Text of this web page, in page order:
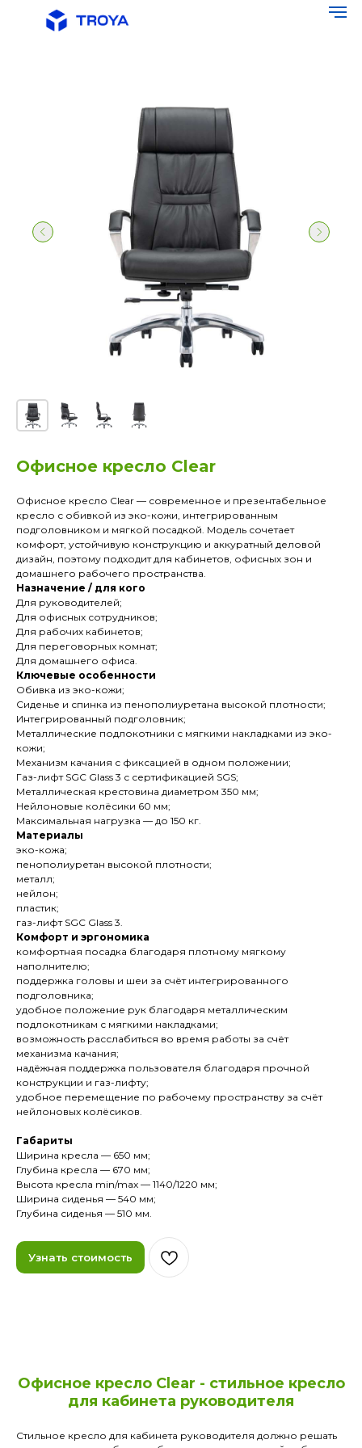
Главная / Офисная мебель
Офисное кресло Clear
Офисное кресло Clear — современное и презентабельное
кресло с обивкой из эко-кожи, интегрированным
подголовником и мягкой посадкой. Модель сочетает
комфорт, устойчивую конструкцию и аккуратный деловой
дизайн, поэтому подходит для кабинетов, офисных зон и
домашнего рабочего пространства.
Назначение / для кого
Для руководителей;
Для офисных сотрудников;
Для рабочих кабинетов;
Для переговорных комнат;
Для домашнего офиса.
Ключевые особенности
Обивка из эко-кожи;
Сиденье и спинка из пенополиуретана высокой плотности;
Интегрированный подголовник;
Металлические подлокотники с мягкими накладками из эко-
кожи;
Механизм качания с фиксацией в одном положении;
Газ-лифт SGC Glass 3 с сертификацией SGS;
Металлическая крестовина диаметром 350 мм;
Нейлоновые колёсики 60 мм;
Максимальная нагрузка — до 150 кг.
Материалы
эко-кожа;
пенополиуретан высокой плотности;
металл;
нейлон;
пластик;
газ-лифт SGC Glass 3.
Комфорт и эргономика
комфортная посадка благодаря плотному мягкому
наполнителю;
поддержка головы и шеи за счёт интегрированного
подголовника;
удобное положение рук благодаря металлическим
подлокотникам с мягкими накладками;
возможность расслабиться во время работы за счёт
механизма качания;
надёжная поддержка пользователя благодаря прочной
конструкции и газ-лифту;
удобное перемещение по рабочему пространству за счёт
нейлоновых колёсиков.
Габариты
Ширина кресла — 650 мм;
Глубина кресла — 670 мм;
Высота кресла min/max — 1140/1220 мм;
Ширина сиденья — 540 мм;
Глубина сиденья — 510 мм.
Узнать стоимость
Офисное кресло Clear - стильное кресло
для кабинета руководителя
Стильное кресло для кабинета руководителя должно решать